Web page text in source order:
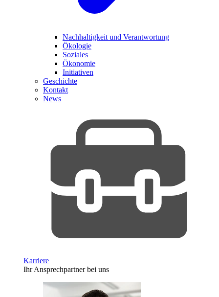
Nachhaltigkeit und Verantwortung
Ökologie
Soziales
Ökonomie
Initiativen
Geschichte
Kontakt
News
Karriere
Ihr Ansprechpartner bei uns